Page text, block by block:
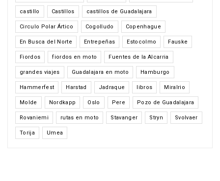
castillo Castillos castillos de Guadalajara
Circulo Polar Ártico Cogolludo Copenhague
En Busca del Norte Entrepeñas Estocolmo Fauske
Fiordos fiordos en moto Fuentes de la Alcarria
grandes viajes Guadalajara en moto Hamburgo
Hammerfest Harstad Jadraque libros Miralrio
Molde Nordkapp Oslo Pere Pozo de Guadalajara
Rovaniemi rutas en moto Stavanger Stryn Svolvaer
Torija Umea